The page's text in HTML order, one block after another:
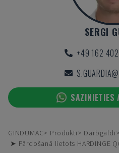
SERGI
+49 162
SAZINIETIES
GINDUMAC Produkti
Darbgaldi
➤ Pārdošanā lietots HARDINGE